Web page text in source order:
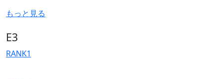
もっと見る
E3
RANK1